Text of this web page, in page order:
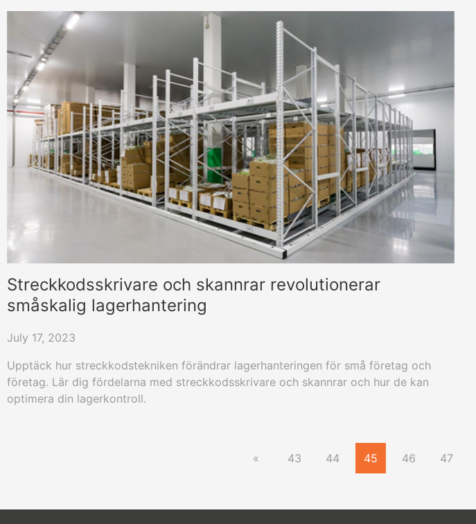
i detta effektiva och tillförlitliga verktyg kan öka din småföretagsverksamhet.
Streckkodsskrivare och skannrar revolutionerar
småskalig lagerhantering
July 17, 2023
Upptäck hur streckkodstekniken förändrar lagerhanteringen för små företag och
företag. Lär dig fördelarna med streckkodsskrivare och skannrar och hur de kan
optimera din lagerkontroll.
« 43 44 45 46 47